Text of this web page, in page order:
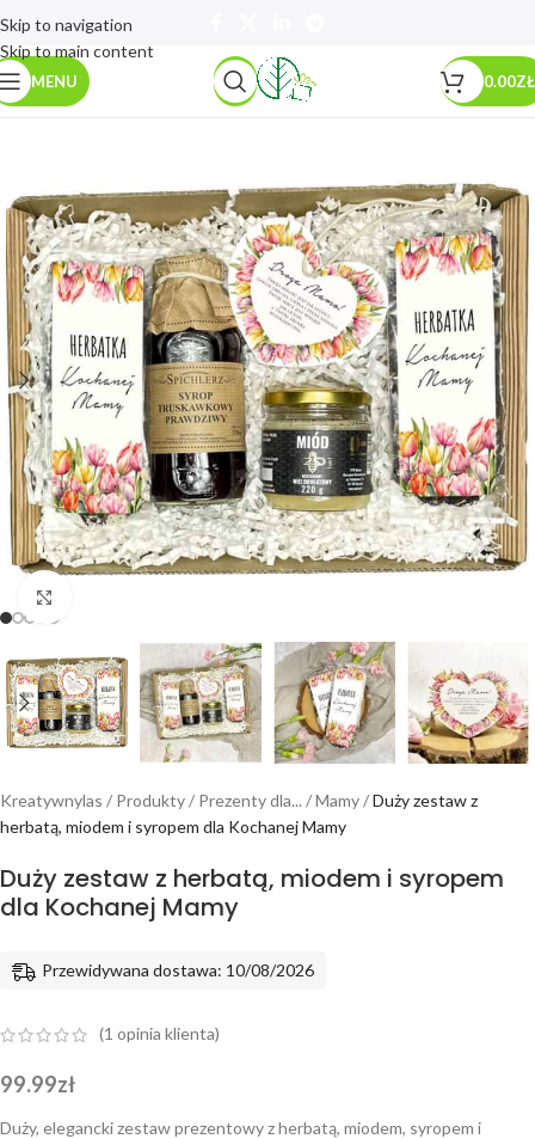
Skip to navigation
Skip to main content
MENU 0.00ZŁ
Kreatywnylas / Produkty/ Prezenty dla... /Mamy/Duży zestaw z
herbatą, miodem i syropem dla Kochanej Mamy
Duży zestaw z herbatą, miodem i syropem
dla Kochanej Mamy
Przewidywana dostawa: 10/08/2026
(1 opinia klienta)
99.99zł
Duży, elegancki zestaw prezentowy z herbatą, miodem, syropem i